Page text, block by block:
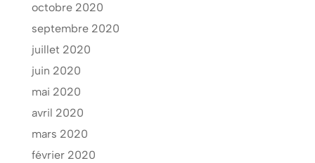
octobre 2020
septembre 2020
juillet 2020
juin 2020
mai 2020
avril 2020
mars 2020
février 2020